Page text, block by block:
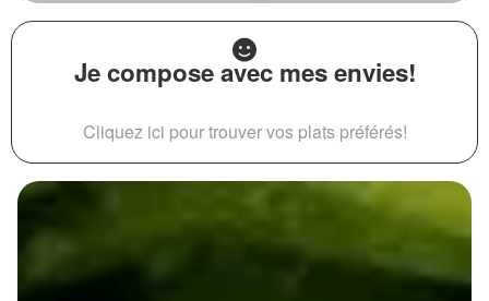
Je compose avec mes envies!
Cliquez ici pour trouver vos plats préférés!